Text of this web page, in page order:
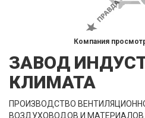
Компания
ЗАВОД
КЛИМАТА
ПРОИЗВОДСТВО
ВОЗДУХОВОДОВ И МАТЕРИАЛОВ